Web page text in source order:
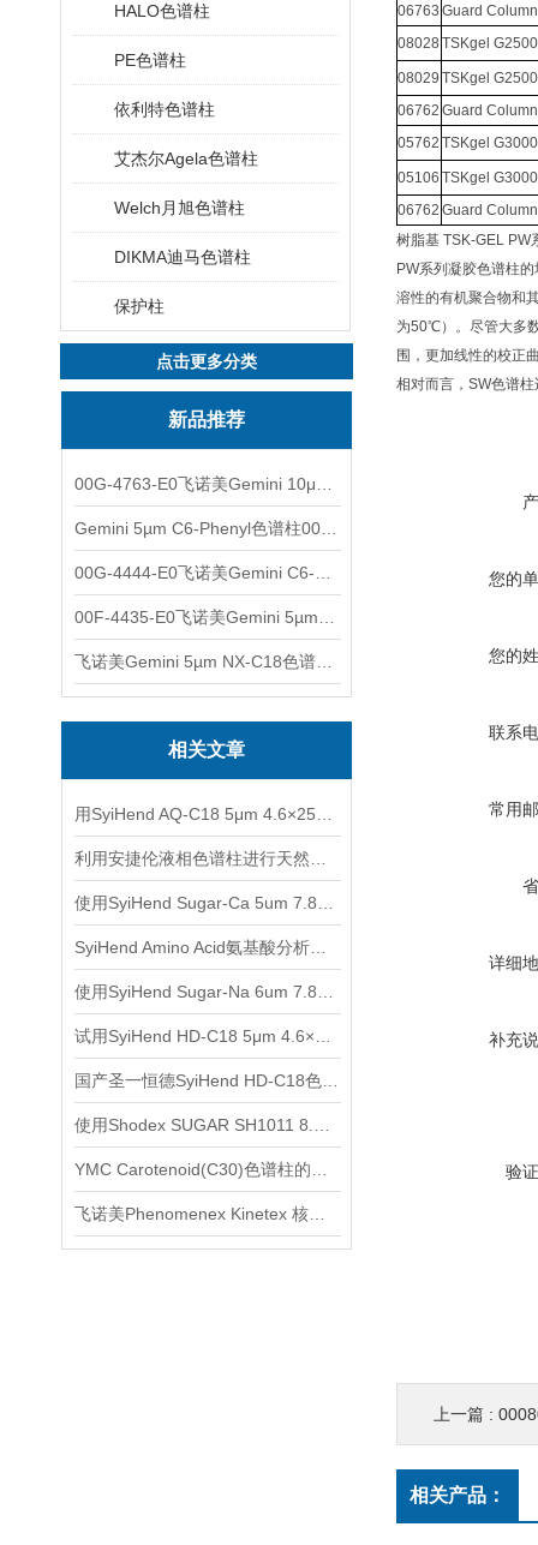
HALO色谱柱
PE色谱柱
依利特色谱柱
艾杰尔Agela色谱柱
Welch月旭色谱柱
DIKMA迪马色谱柱
保护柱
点击更多分类
新品推荐
相关文章
06763 Guard
08028 TSKgel
08029 TSKgel
06762 Guard
05762 TSKgel
05106 TSKgel
06762 Guard
树脂基 TSK-GEL PW
PW系列凝胶色谱柱
溶性的有机聚合物和
为50℃）。尽管大多
围，更加线性的校正
相对而言，SW色谱
您的
您的
联系
常用
详细
补充
验
上一篇 :
相关产品：